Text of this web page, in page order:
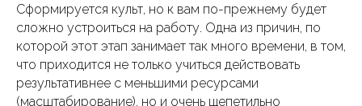
Сформируется культ, но к вам по-прежнему будет
сложно устроиться на работу. Одна из причин, по
которой этот этап занимает так много времени, в том,
что приходится не только учиться действовать
результативнее с меньшими ресурсами
(масштабирование), но и очень щепетильно